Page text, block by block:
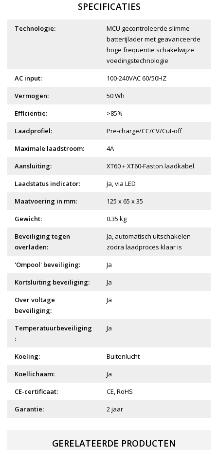
SPECIFICATIES
Technologie:
MCU gecontroleerde slimme
batterijlader met geavanceerde
hoge frequentie schakelwijze
voedingstechnologie
AC input:
100-240VAC 60/50HZ
Vermogen:
50 Wh
Efficiëntie:
>85%
Laadprofiel:
Pre-charge/CC/CV/Cut-off
Maximale laadstroom:
4A
Aansluiting:
XT60 + XT60-Faston laadkabel
Laadstatus indicator:
Ja, via LED
Maatvoering in mm:
125 x 65 x 35
Gewicht:
0.35 kg
Beveiliging tegen
overladen:
Ja, automatisch uitschakelen
zodra laadproces klaar is
'Ompool' beveiliging:
Ja
Kortsluiting beveiliging:
Ja
Over voltage
beveiliging:
Ja
Temperatuurbeveiliging
:
Ja
Koeling:
Buitenlucht
Koellichaam:
Ja
CE-certificaat:
CE, RoHS
Garantie:
2 jaar
GERELATEERDE PRODUCTEN